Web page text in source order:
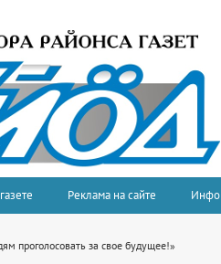
Реклама на сайте
проголосовать за свое будущее!»